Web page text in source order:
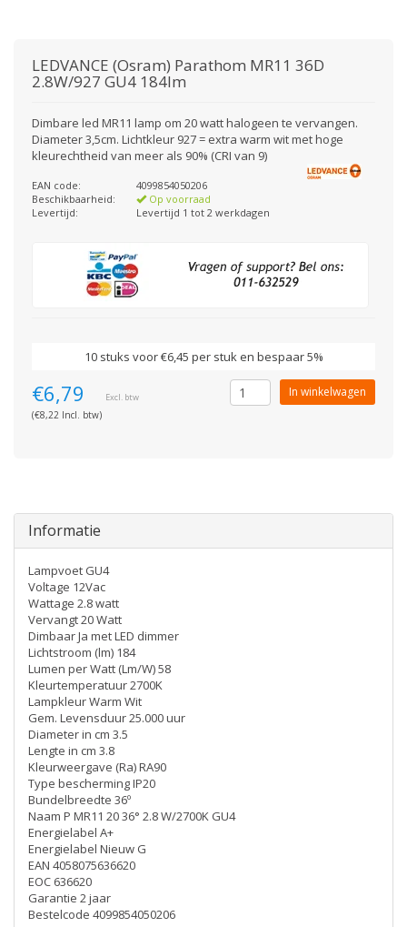
LEDVANCE (Osram) Parathom MR11 36D
2.8W/927 GU4 184lm
Dimbare led MR11 lamp om 20 watt halogeen te vervangen.
Diameter 3,5cm. Lichtkleur 927 = extra warm wit met hoge
kleurechtheid van meer als 90% (CRI van 9)
EAN code:
4099854050206
Beschikbaarheid:
Op voorraad
Levertijd:
Levertijd 1 tot 2 werkdagen
10 stuks voor €6,45 per stuk en bespaar 5%
€6,79 Excl. btw
(€8,22 Incl. btw)
In winkelwagen
Informatie
Lampvoet GU4
Voltage 12Vac
Wattage 2.8 watt
Vervangt 20 Watt
Dimbaar Ja met LED dimmer
Lichtstroom (lm) 184
Lumen per Watt (Lm/W) 58
Kleurtemperatuur 2700K
Lampkleur Warm Wit
Gem. Levensduur 25.000 uur
Diameter in cm 3.5
Lengte in cm 3.8
Kleurweergave (Ra) RA90
Type bescherming IP20
Bundelbreedte 36º
Naam P MR11 20 36° 2.8 W/2700K GU4
Energielabel A+
Energielabel Nieuw G
EAN 4058075636620
EOC 636620
Garantie 2 jaar
Bestelcode 4099854050206